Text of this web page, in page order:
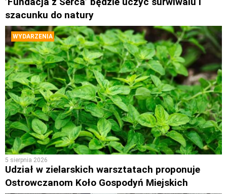
szacunku do natury
WYDARZENIA
5 sierpnia 2026
Udział w zielarskich warsztatach proponuje
Ostrowczanom Koło Gospodyń Miejskich